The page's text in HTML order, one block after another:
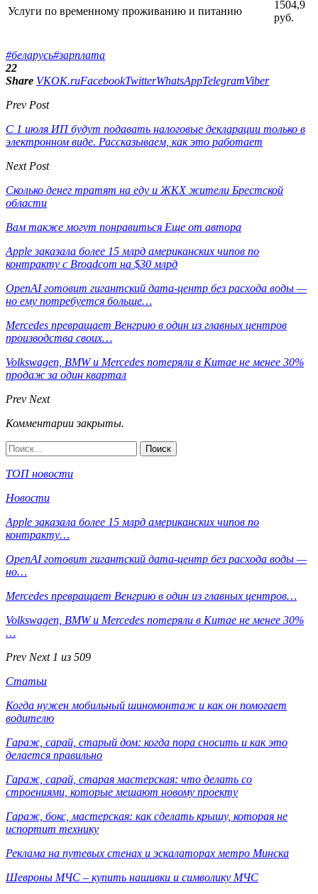
Услуги по временному проживанию и питанию
1504,9
руб.
#беларусь#зарплата
22
Share VKOK.ruFacebookTwitterWhatsAppTelegramViber
Prev Post
С 1 июля ИП будут подавать налоговые декларации только в
электронном виде. Рассказываем, как это работает
Next Post
Сколько денег тратят на еду и ЖКХ жители Брестской
области
Вам также могут понравиться Еще от автора
Apple заказала более 15 млрд американских чипов по
контракту с Broadcom на $30 млрд
OpenAI готовит гигантский дата-центр без расхода воды —
но ему потребуется больше…
Mercedes превращает Венгрию в один из главных центров
производства своих…
Volkswagen, BMW и Mercedes потеряли в Китае не менее 30%
продаж за один квартал
Prev Next
Комментарии закрыты.
ТОП новости
Новости
Apple заказала более 15 млрд американских чипов по
контракту…
OpenAI готовит гигантский дата-центр без расхода воды —
но…
Mercedes превращает Венгрию в один из главных центров…
Volkswagen, BMW и Mercedes потеряли в Китае не менее 30%
…
Prev Next 1 из 509
Статьи
Когда нужен мобильный шиномонтаж и как он помогает
водителю
Гараж, сарай, старый дом: когда пора сносить и как это
делается правильно
Гараж, сарай, старая мастерская: что делать со
строениями, которые мешают новому проекту
Гараж, бокс, мастерская: как сделать крышу, которая не
испортит технику
Реклама на путевых стенах и эскалаторах метро Минска
Шевроны МЧС – купить нашивки и символику МЧС